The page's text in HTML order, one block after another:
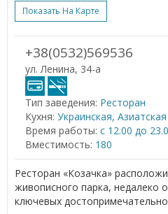
Показать На Карте
+38(0532)569536
ул. Ленина, 34-а
Тип заведения: Ресторан
Кухня: Украинская, Азиатская
Время работы: с 12.00 до
Вместимость: 180
Ресторан «Козачка»
живописного парка, недалеко
ключевых